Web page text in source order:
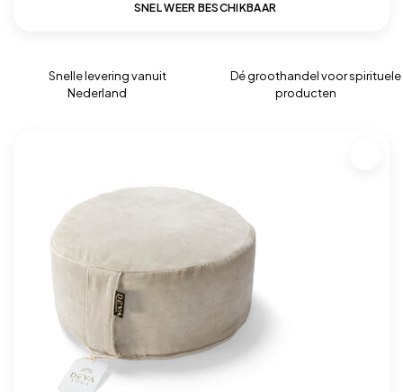
SNEL WEER BESCHIKBAAR
Snelle levering vanuit
Nederland
Dé groothandel voor spirituele
producten